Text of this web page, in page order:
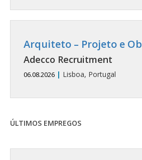
Arquiteto – Projeto e
Adecco Recruitment
06.08.2026 | Lisboa, Portugal
ÚLTIMOS EMPREGOS